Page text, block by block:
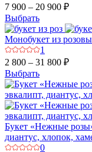
7 900 – 20 900 ₽
Выбрать
Монобукет из
1
2 800 – 31 800 ₽
Выбрать
Букет «Нежные
диантус, хлопок,
0